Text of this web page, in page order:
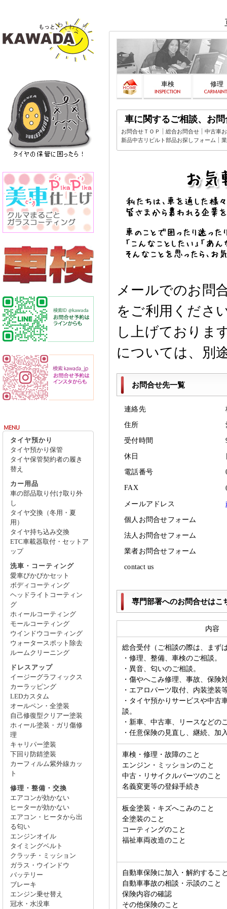
車検 修理
車に関するご相談、お問
お問合せＴＯＰ 総合お問合せ
中古車
新品中古リビルト部品お探しフォーム
メールでのお問
をご利用くださ
し上げておりま
については、別
お問合せ先一覧
連絡先
住所
受付時間
休日
電話番号
FAX
メールアドレス
個人お問合せフォーム
法人お問合せフォーム
業者お問合せフォーム
contact us
専門部署へのお問合せはこ
内容
総合受付（ご相談の際は、まず
・修理、整備、車検のご相談。
・異音、匂いのご相談。
・傷やへこみ修理、事故、保険
・エアロパーツ取付、内装塗装
・タイヤ預かりサービスや中古
談。
・新車、中古車、リースなどの
・任意保険の見直し、継続、加
車検・修理・故障のこと
エンジン・ミッションのこと
中古・リサイクルパーツのこと
名義変更等の登録手続き
板金塗装・キズへこみのこと
全塗装のこと
コーティングのこと
福祉車両改造のこと
自動車保険に加入・解約するこ
自動車事故の相談・示談のこと
保険内容の確認
その他保険のこと
タイヤ預かり
タイヤ預かり保管
タイヤ保管契約者の履き
替え
カー用品
車の部品取り付け取り外
し
タイヤ交換（冬用・夏
用）
タイヤ持ち込み交換
ETC車載器取付・セットア
ップ
洗車・コーティング
愛車ぴかぴかセット
ボディコーティング
ヘッドライトコーティン
グ
ホィールコーティング
モールコーティング
ウインドウコーティング
ウォータースポット除去
ルームクリーニング
ドレスアップ
イージーグラフィックス
カーラッピング
LEDカスタム
オールペン・全塗装
自己修復型クリアー塗装
ホィール塗装・ガリ傷修
理
キャリパー塗装
下回り防錆塗装
カーフィルム紫外線カッ
ト
修理・整備・交換
エアコンが効かない
ヒーターが効かない
エアコン・ヒータから出
る匂い
エンジンオイル
タイミングベルト
クラッチ・ミッション
ガラス・ウインドウ
バッテリー
ブレーキ
エンジン乗せ替え
冠水・水没車